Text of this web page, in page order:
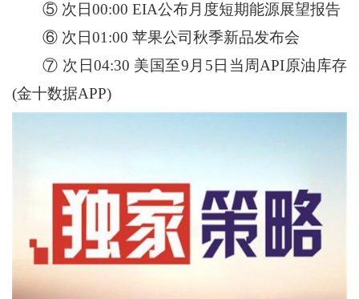
⑤ 次日00:00 EIA公布月度短期能源展望报告
⑥ 次日01:00 苹果公司秋季新品发布会
⑦ 次日04:30 美国至9月5日当周API原油库存
(金十数据APP)